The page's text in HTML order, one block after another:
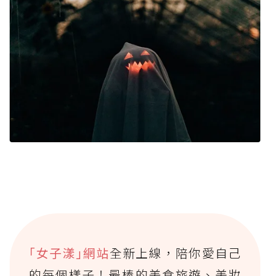
｢女子漾｣網站全新上線，陪你愛自己